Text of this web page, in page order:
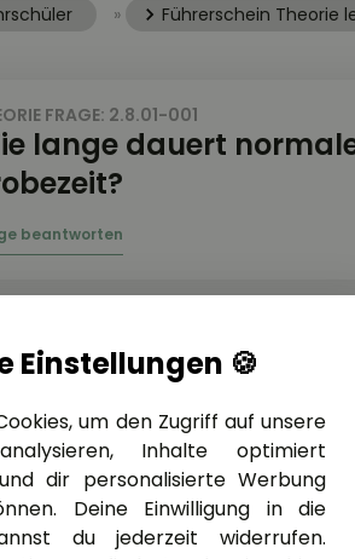
» Führerschein Theorie
FRAGE: 2.8.01-001
lange dauert
befinden sich in der
bisher nicht auffällig
Folgen können
Sie an dem
Vorfahrt
Einstellungen 🍪
um den Zugriff auf unsere
Inhalte optimiert
dir personalisierte Werbung
Deine Einwilligung in die
du jederzeit widerrufen.